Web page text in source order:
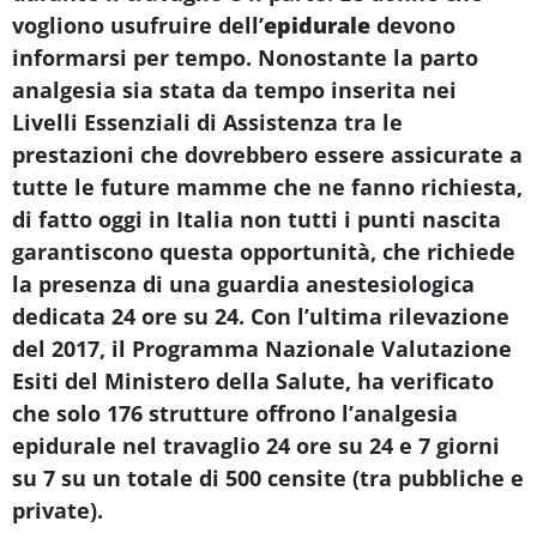
vogliono usufruire dell’epidurale devono
informarsi per tempo. Nonostante la parto
analgesia sia stata da tempo inserita nei
Livelli Essenziali di Assistenza tra le
prestazioni che dovrebbero essere assicurate a
tutte le future mamme che ne fanno richiesta,
di fatto oggi in Italia non tutti i punti nascita
garantiscono questa opportunità, che richiede
la presenza di una guardia anestesiologica
dedicata 24 ore su 24. Con l’ultima rilevazione
del 2017, il Programma Nazionale Valutazione
Esiti del Ministero della Salute, ha verificato
che solo 176 strutture offrono l’analgesia
epidurale nel travaglio 24 ore su 24 e 7 giorni
su 7 su un totale di 500 censite (tra pubbliche e
private).